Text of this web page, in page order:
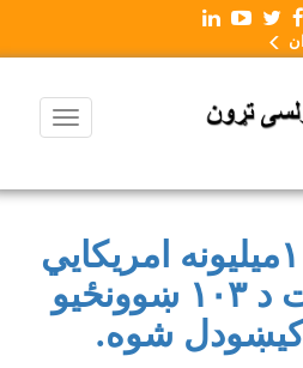
په پکتیا کې د۱۰میلیونه امریکایي
ډالرو په لګښت د ۱۰۳ ښوونځیو
شوه.